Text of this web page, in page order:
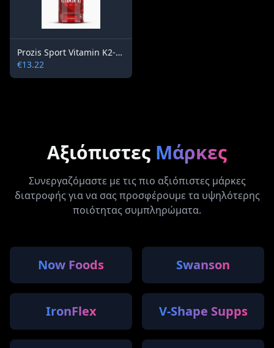
Prozis Sport Vitamin K2-MK7 100 mg / 60 capsules
€13.22
Αξιόπιστες Μάρκες
Συνεργαζόμαστε με τις πιο αξιόπιστες μάρκες
διατροφής για να σας προσφέρουμε τα υψηλότερης
ποιότητας συμπληρώματα.
Now Foods Swanson
IronFlex V-Shape Supps